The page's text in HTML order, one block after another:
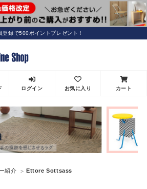
登録で500ポイントプレゼント！
ログイン お気に入り カート
紹介 Ettore Sottsass